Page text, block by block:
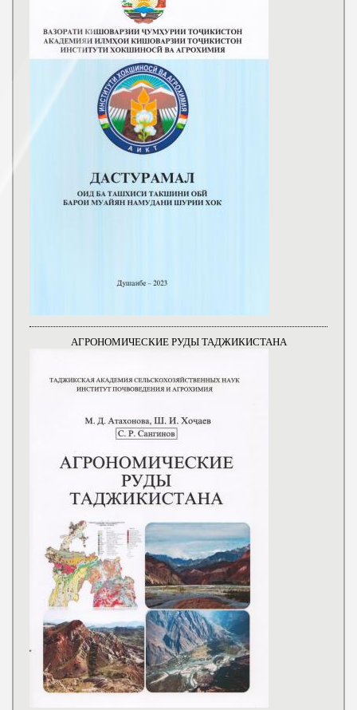
АГРОНОМИЧЕСКИЕ РУДЫ ТАДЖИКИСТАНА